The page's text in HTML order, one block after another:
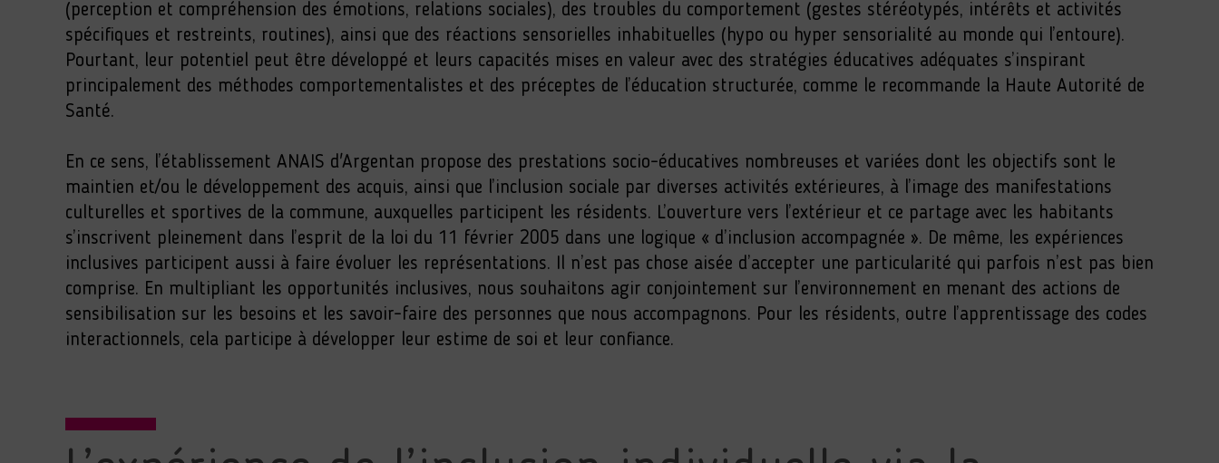
(perception et compréhension des émotions, relations sociales), des troubles du comportement (gestes stéréotypés, intérêts et activités
spécifiques et restreints, routines), ainsi que des réactions sensorielles inhabituelles (hypo ou hyper sensorialité au monde qui l’entoure).
Pourtant, leur potentiel peut être développé et leurs capacités mises en valeur avec des stratégies éducatives adéquates s’inspirant
principalement des méthodes comportementalistes et des préceptes de l’éducation structurée, comme le recommande la Haute Autorité de
Santé.
En ce sens, l’établissement ANAIS d'Argentan propose des prestations socio-éducatives nombreuses et variées dont les objectifs sont le
maintien et/ou le développement des acquis, ainsi que l’inclusion sociale par diverses activités extérieures, à l’image des manifestations
culturelles et sportives de la commune, auxquelles participent les résidents. L’ouverture vers l’extérieur et ce partage avec les habitants
s’inscrivent pleinement dans l’esprit de la loi du 11 février 2005 dans une logique « d’inclusion accompagnée ». De même, les expériences
inclusives participent aussi à faire évoluer les représentations. Il n’est pas chose aisée d’accepter une particularité qui parfois n’est pas bien
comprise. En multipliant les opportunités inclusives, nous souhaitons agir conjointement sur l’environnement en menant des actions de
sensibilisation sur les besoins et les savoir-faire des personnes que nous accompagnons. Pour les résidents, outre l’apprentissage des codes
interactionnels, cela participe à développer leur estime de soi et leur confiance.